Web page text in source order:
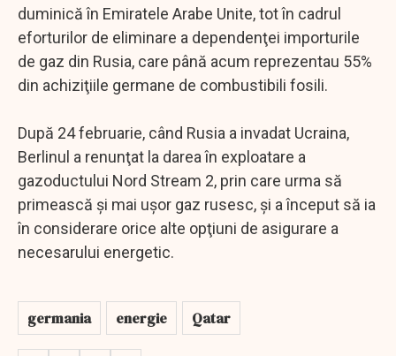
duminică în Emiratele Arabe Unite, tot în cadrul
eforturilor de eliminare a dependenţei importurile
de gaz din Rusia, care până acum reprezentau 55%
din achiziţiile germane de combustibili fosili.
După 24 februarie, când Rusia a invadat Ucraina,
Berlinul a renunţat la darea în exploatare a
gazoductului Nord Stream 2, prin care urma să
primească şi mai uşor gaz rusesc, şi a început să ia
în considerare orice alte opţiuni de asigurare a
necesarului energetic.
germania energie Qatar